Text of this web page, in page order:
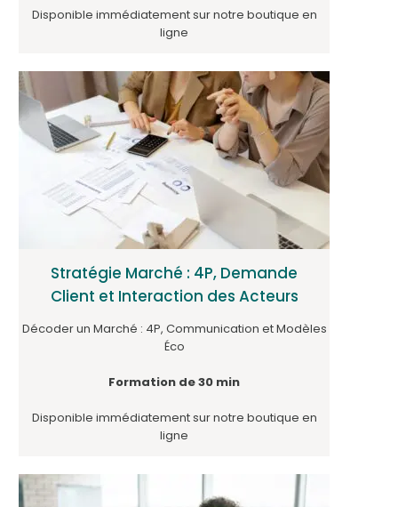
Disponible immédiatement sur notre boutique en
ligne
Stratégie Marché : 4P, Demande
Client et Interaction des Acteurs
Décoder un Marché : 4P, Communication et Modèles
Éco
Formation de 30 min
Disponible immédiatement sur notre boutique en
ligne